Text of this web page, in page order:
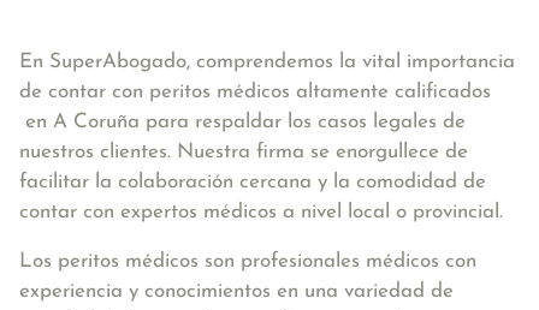
En SuperAbogado, comprendemos la vital importancia
de contar con peritos médicos altamente calificados
en A Coruña para respaldar los casos legales de
nuestros clientes. Nuestra firma se enorgullece de
facilitar la colaboración cercana y la comodidad de
contar con expertos médicos a nivel local o provincial.
Los peritos médicos son profesionales médicos con
experiencia y conocimientos en una variedad de